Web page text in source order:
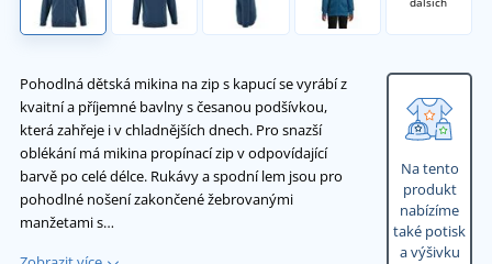
Pohodlná dětská mikina na zip s kapucí se vyrábí z
kvaitní a příjemné bavlny s česanou podšívkou,
která zahřeje i v chladnějších dnech. Pro snazší
oblékání má mikina propínací zip v odpovídající
barvě po celé délce. Rukávy a spodní lem jsou pro
pohodlné nošení zakončené žebrovanými
manžetami s…
Na tento
produkt
nabízíme
také potisk
a výšivku